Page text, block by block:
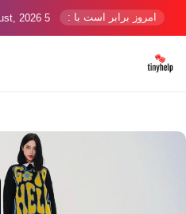
امروز برابر است با : 5 August, 2026